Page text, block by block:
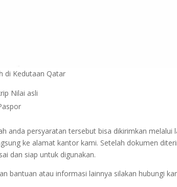
di Kedutaan Qatar
Nilai asli
anda persyaratan tersebut bisa dikirimkan
ke alamat kantor kami. Setelah dokumen
dan siap untuk digunakan.
bantuan atau informasi lainnya silakan hubungi